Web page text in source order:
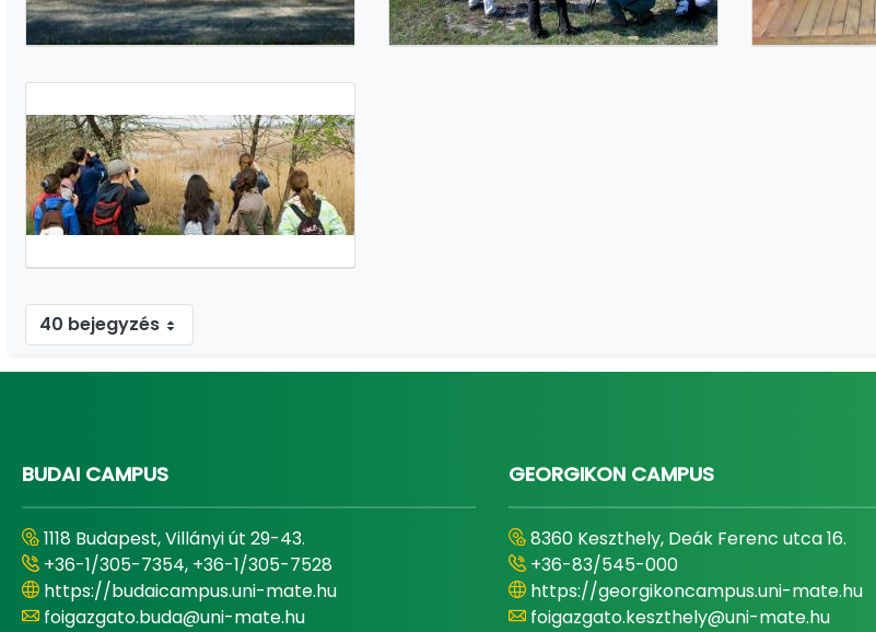
40 bejegyzés
BUDAI CAMPUS
1118 Budapest, Villányi út 29-43.
+36-1/305-7354, +36-1/305-7528
https://budaicampus.uni-mate.hu
foigazgato.buda@uni-mate.hu
GEORGIKON CAMPUS
8360 Keszthely, Deák Ferenc utca 16.
+36-83/545-000
https://georgikoncampus.uni-mate.hu
foigazgato.keszthely@uni-mate.hu